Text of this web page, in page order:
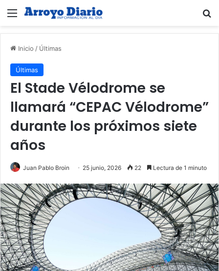
Menú
Inicio / Últimas
Últimas
El Stade Vélodrome se
llamará “CEPAC Vélodrome”
durante los próximos siete
años
Juan Pablo Broin 25 junio, 2026 22 Lectura de 1 minuto